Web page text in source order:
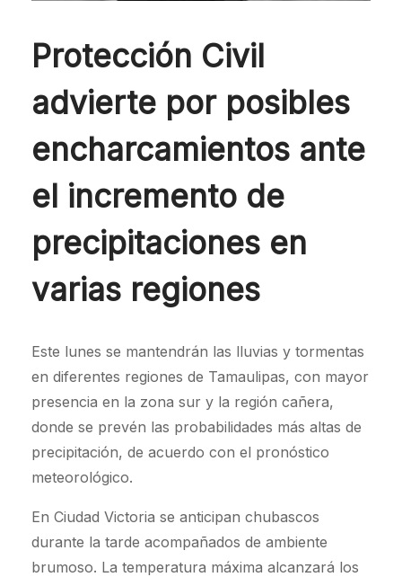
Protección Civil
advierte por posibles
encharcamientos ante
el incremento de
precipitaciones en
varias regiones
Este lunes se mantendrán las lluvias y tormentas
en diferentes regiones de Tamaulipas, con mayor
presencia en la zona sur y la región cañera,
donde se prevén las probabilidades más altas de
precipitación, de acuerdo con el pronóstico
meteorológico.
En Ciudad Victoria se anticipan chubascos
durante la tarde acompañados de ambiente
brumoso. La temperatura máxima alcanzará los